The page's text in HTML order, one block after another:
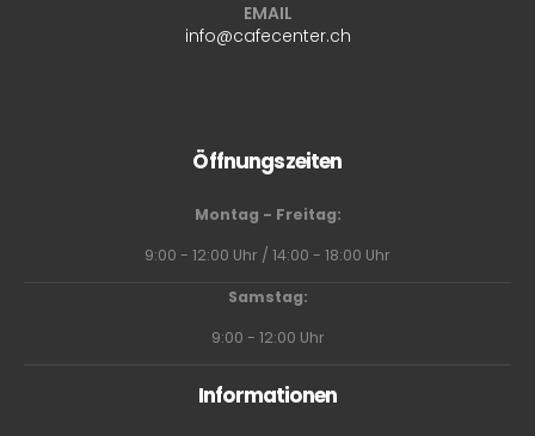
EMAIL
info@cafecenter.ch
Öffnungszeiten
Montag - Freitag:
9:00 - 12:00 Uhr / 14:00 - 18:00 Uhr
Samstag:
9:00 - 12:00 Uhr
Informationen